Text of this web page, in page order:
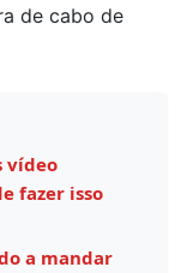
de cabo de
vídeo
fazer isso
a mandar